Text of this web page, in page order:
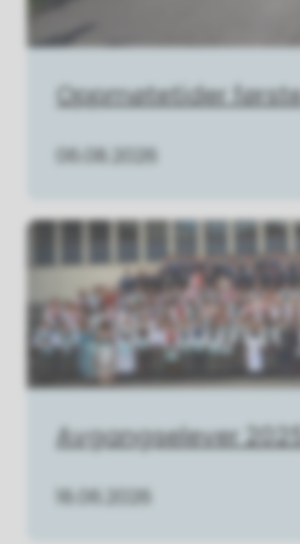
06.08.2026
Oppmøtetider
18.06.2026
Avgangselever